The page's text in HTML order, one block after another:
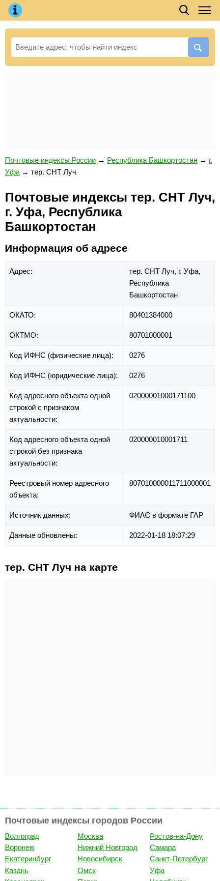
Почтовые индексы России → Республика Башкортостан → г.
Уфа → тер. СНТ Луч
Почтовые индексы тер. СНТ Луч,
г. Уфа, Республика
Башкортостан
Информация об адресе
Адрес: тер. СНТ Луч, г. Уфа,
Республика
Башкортостан
ОКАТО: 80401384000
ОКТМО: 80701000001
Код ИФНС (физические лица): 0276
Код ИФНС (юридические лица): 0276
Код адресного объекта одной
строкой с признаком
актуальности:
02000001000171100
Код адресного объекта одной
строкой без признака
актуальности:
020000010001711
Реестровый номер адресного
объекта:
807010000011711000001
Источник данных: ФИАС в формате ГАР
Данные обновлены: 2022-01-18 18:07:29
тер. СНТ Луч на карте
Почтовые индексы городов России
Волгоград
Воронеж
Екатеринбург
Казань
Москва
Нижний Новгород
Новосибирск
Омск
Ростов-на-Дону
Самара
Санкт-Петербург
Уфа